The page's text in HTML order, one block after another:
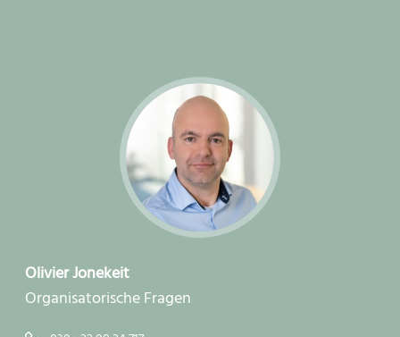
Olivier Jonekeit
Organisatorische Fragen